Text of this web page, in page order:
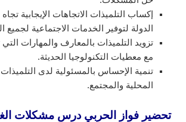
إكساب التلميذات الاتجاهات الإيجابية تجاه
الدولة لتوفير الخدمات الاجتماعية لجميع
تزويد التلميذات بالمعارف والمهارات
مع معطيات التكنولوجيا الحديثة.
تنمية الإحساس بالمسئولية لدى التلميذات
المحلية والمجتمع.
تحضير فواز الحربي درس مشكلات